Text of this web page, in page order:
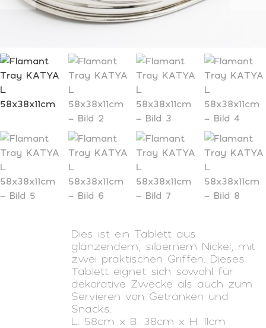
Dies ist ein Tablett aus
glänzendem, silbernem Nickel, mit
zwei praktischen Griffen. Dieses
Tablett eignet sich sowohl für
dekorative Zwecke als auch zum
Servieren von Getränken und
Snacks.
L: 58cm x B: 38cm x H: 11cm